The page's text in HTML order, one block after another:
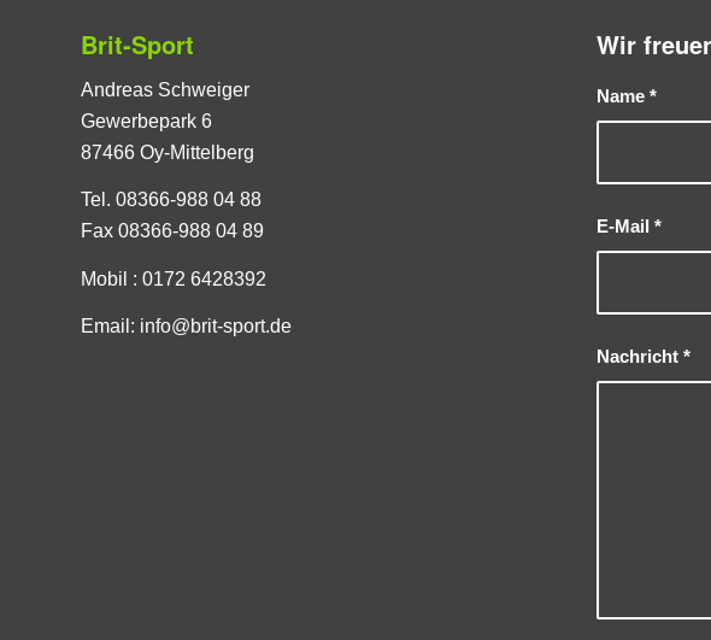
Brit-Sport
Andreas Schweiger
Gewerbepark 6
87466 Oy-Mittelberg
Tel. 08366-988 04 88
Fax 08366-988 04 89
Mobil : 0172 6428392
Email: info@brit-sport.de
Wir
Name *
E-Mail *
Nachricht *